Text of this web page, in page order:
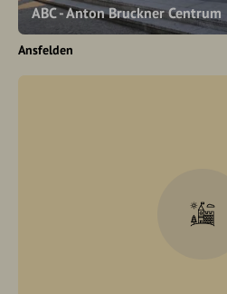
ABC - Anton Bruckner Centrum
Ansfelden